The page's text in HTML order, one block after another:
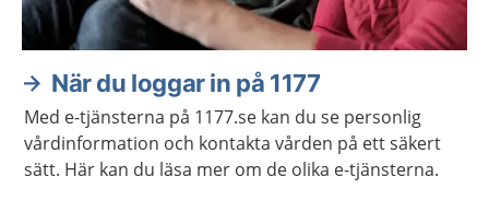
När du loggar in på 1177
Med e-tjänsterna på 1177.se kan du se personlig
vårdinformation och kontakta vården på ett säkert
sätt. Här kan du läsa mer om de olika e-tjänsterna.